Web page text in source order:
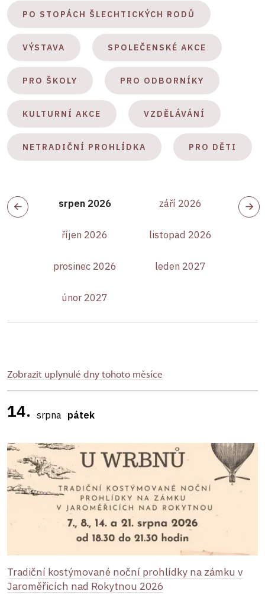
PO STOPÁCH ŠLECHTICKÝCH RODŮ
VÝSTAVA SPOLEČENSKÉ AKCE
PRO ŠKOLY PRO ODBORNÍKY
KULTURNÍ AKCE VZDĚLÁVÁNÍ
NETRADIČNÍ PROHLÍDKA PRO DĚTI
srpen 2026 září 2026
říjen 2026 listopad 2026
prosinec 2026 leden 2027
únor 2027
Zobrazit uplynulé dny tohoto měsíce
14. srpna pátek
Tradiční kostýmované noční prohlídky na zámku v
Jaroměřicích nad Rokytnou 2026